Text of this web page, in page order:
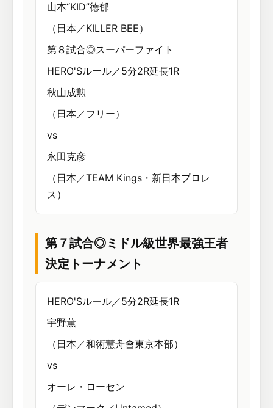
山本“KID”徳郁
（日本／KILLER BEE）
第８試合◎スーパーファイト
HERO'Sルール／5分2R延長1R
秋山成勲
（日本／フリー）
vs
永田克彦
（日本／TEAM Kings・新日本プロレ
ス）
第７試合◎ミドル級世界最強王者
決定トーナメント
HERO'Sルール／5分2R延長1R
宇野薫
（日本／和術慧舟會東京本部）
vs
オーレ・ローセン